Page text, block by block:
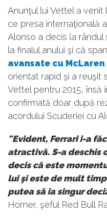
Anunţul lui Vettel a
ce presa internaţională
Alonso a decis la rândul
la finalul anului şi că
avansate cu McLaren
orientat rapid şi a reuşit
Vettel pentru 2015, însă
confirmată doar după
acordului Scuderiei cu
"Evident, Ferrari i-a
atractivă. S-a deschis
decis că este
lui şi este de mult
putea să ia singur
Horner, şeful Red Bull